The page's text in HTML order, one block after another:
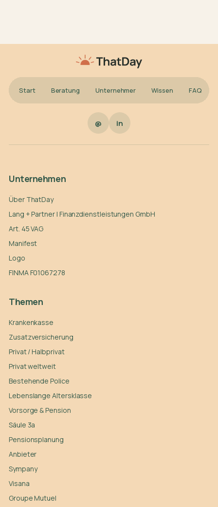
Start Beratung Unternehmer Wissen FAQ
@ in
Unternehmen
Über ThatDay
Lang + Partner | Finanzdienstleistungen GmbH
Art. 45 VAG
Manifest
Logo
FINMA F01067278
Themen
Krankenkasse
Zusatzversicherung
Privat / Halbprivat
Privat weltweit
Bestehende Police
Lebenslange Altersklasse
Vorsorge & Pension
Säule 3a
Pensionsplanung
Anbieter
Sympany
Visana
Groupe Mutuel